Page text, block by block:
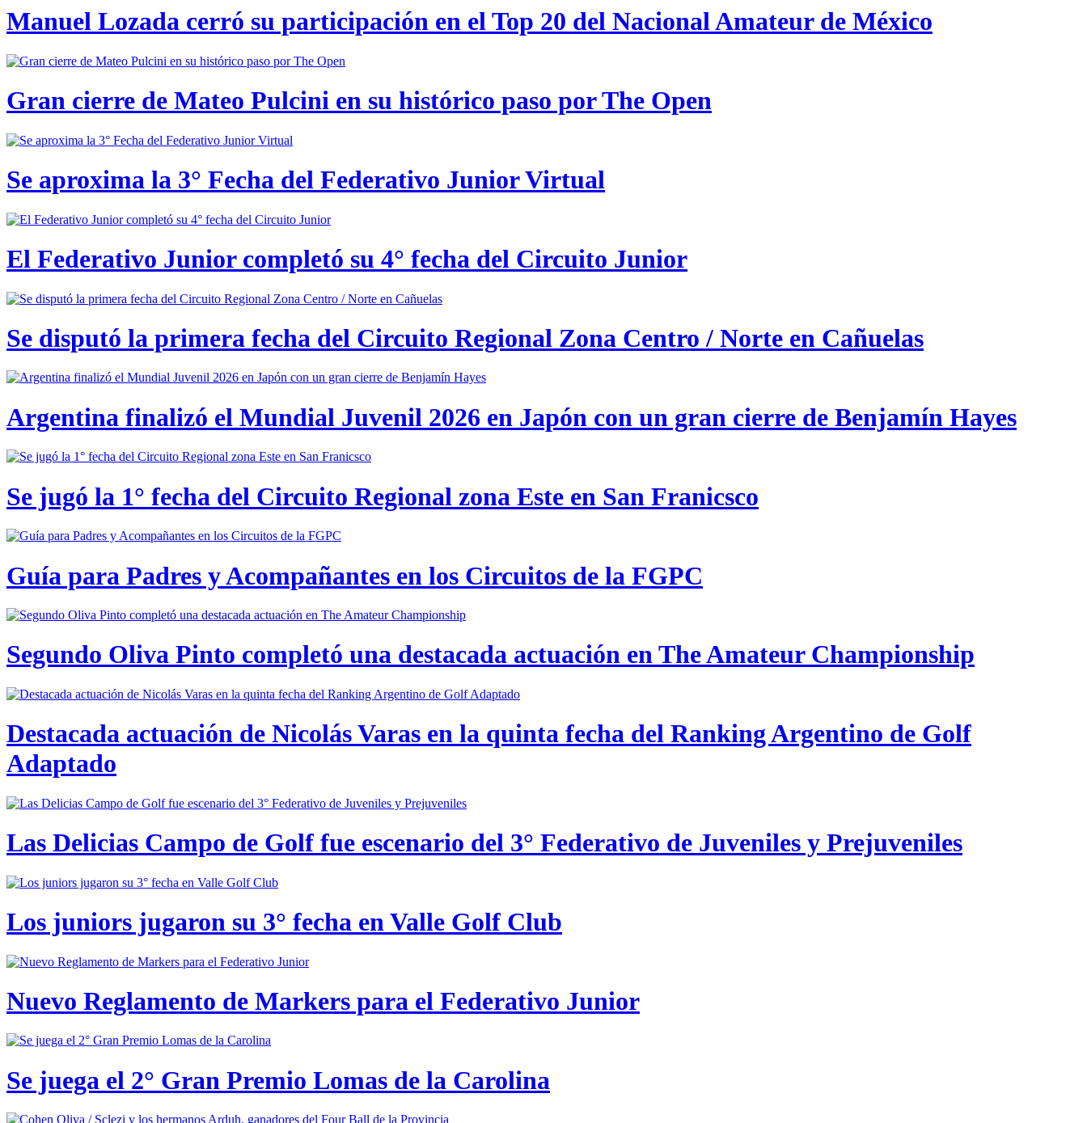
Manuel Lozada cerró su participación en el Top 20 del Nacional Amateur de México
Gran cierre de Mateo Pulcini en su histórico paso por The Open
Se aproxima la 3° Fecha del Federativo Junior Virtual
El Federativo Junior completó su 4° fecha del Circuito Junior
Se disputó la primera fecha del Circuito Regional Zona Centro / Norte en Cañuelas
Argentina finalizó el Mundial Juvenil 2026 en Japón con un gran cierre de Benjamín Hayes
Se jugó la 1° fecha del Circuito Regional zona Este en San Franicsco
Guía para Padres y Acompañantes en los Circuitos de la FGPC
Segundo Oliva Pinto completó una destacada actuación en The Amateur Championship
Destacada actuación de Nicolás Varas en la quinta fecha del Ranking Argentino de Golf
Adaptado
Las Delicias Campo de Golf fue escenario del 3° Federativo de Juveniles y Prejuveniles
Los juniors jugaron su 3° fecha en Valle Golf Club
Nuevo Reglamento de Markers para el Federativo Junior
Se juega el 2° Gran Premio Lomas de la Carolina